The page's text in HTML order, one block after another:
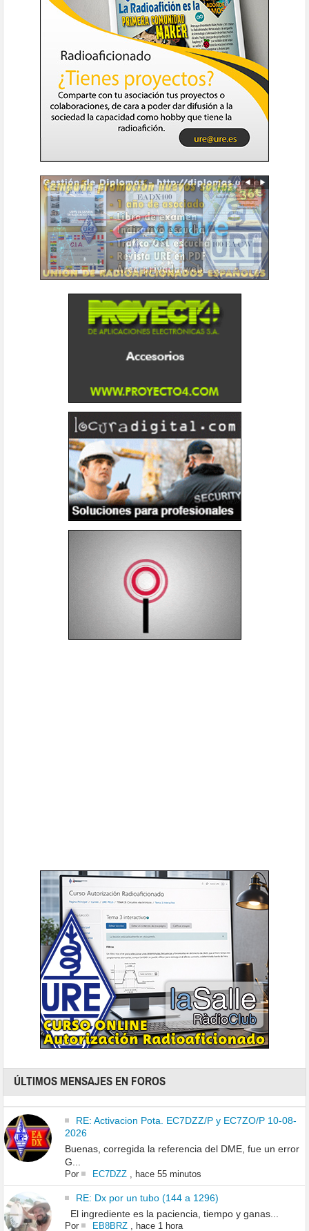
ÚLTIMOS MENSAJES EN FOROS
RE: Activacion Pota. EC7DZZ/P y EC7ZO/P 10-08-
2026
Buenas, corregida la referencia del DME, fue un error
G...
Por EC7DZZ, hace 55 minutos
RE: Dx por un tubo (144 a 1296)
El ingrediente es la paciencia, tiempo y ganas...
Por EB8BRZ, hace 1 hora